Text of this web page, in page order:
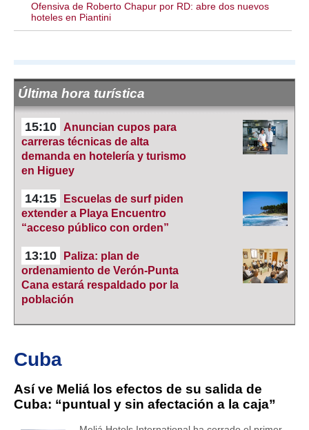
Ofensiva de Roberto Chapur por RD: abre dos nuevos
hoteles en Piantini
Última hora turística
15:10
Anuncian cupos para
carreras técnicas de alta
demanda en hotelería y turismo
en Higuey
14:15
Escuelas de surf piden
extender a Playa Encuentro
“acceso público con orden”
13:10
Paliza: plan de
ordenamiento de Verón-Punta
Cana estará respaldado por la
población
Cuba
Así ve Meliá los efectos de su salida de
Cuba: “puntual y sin afectación a la caja”